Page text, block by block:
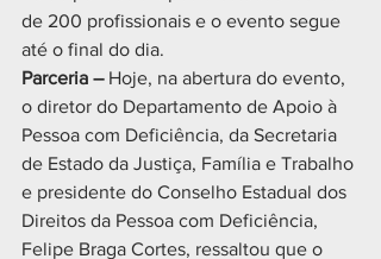
de 200 profissionais e o evento segue
até o final do dia.
Parceria – Hoje, na abertura do evento,
o diretor do Departamento de Apoio à
Pessoa com Deficiência, da Secretaria
de Estado da Justiça, Família e Trabalho
e presidente do Conselho Estadual dos
Direitos da Pessoa com Deficiência,
Felipe Braga Cortes, ressaltou que o